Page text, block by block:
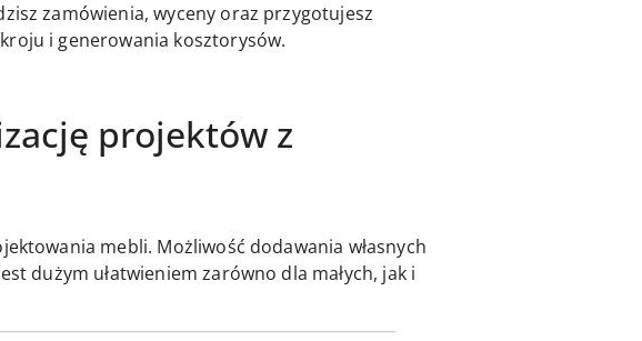
zamówienia, wyceny oraz przygotujesz
i generowania kosztorysów.
projektów z
mebli. Możliwość dodawania własnych
dużym ułatwieniem zarówno dla małych, jak i